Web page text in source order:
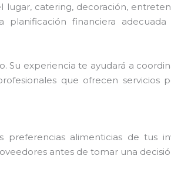
catering, decoración,
financiera adecuada
experiencia te ayudará a
que ofrecen servicios
alimenticias de tus
antes de tomar una